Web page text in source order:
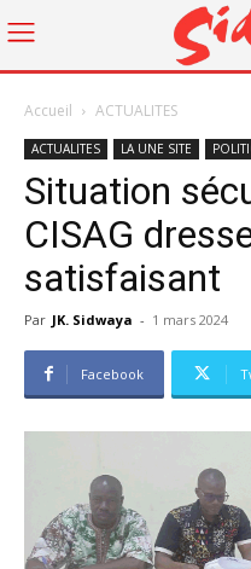
Accueil ACTUALITES
ACTUALITES LA UNE SITE
Situation
CISAG
satisfaisant
Par JK. Sidwaya - 1 mars 2024
Facebook